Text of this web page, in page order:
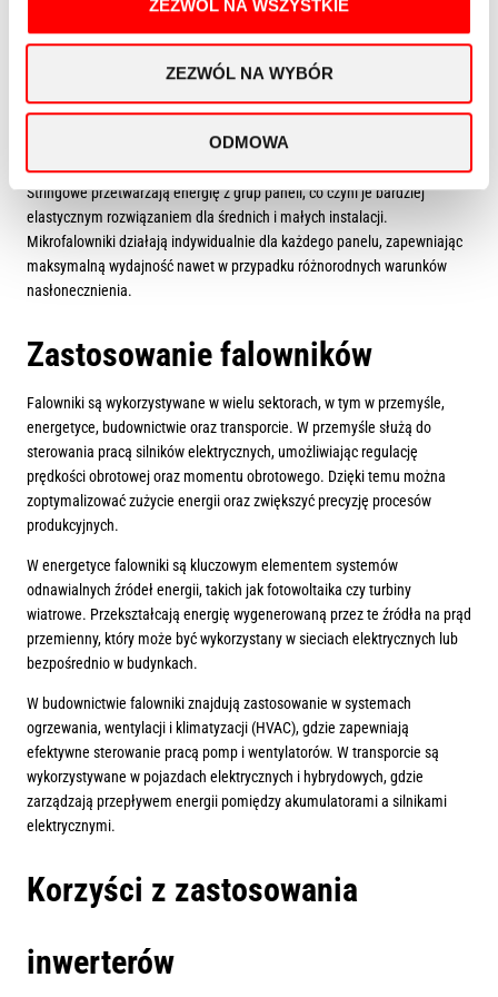
ZEZWÓL NA WSZYSTKIE
ZEZWÓL NA WYBÓR
ODMOWA
odpowiednimi do zasilania urządzeń wymagających stabilnego
napięcia. Z kolei falowniki prądowe regulują natężenie prądu, co jest
obrotowego, takich jak silniki elektryczne.
W instalacjach fotowoltaicznych często spotykane są falowniki
centralne, stringowe i mikrofalowniki. Falowniki centralne obsługują
dużą liczbę paneli i są stosowane w dużych instalacjach komercyjnych.
Stringowe przetwarzają energię z grup paneli, co czyni je bardziej
elastycznym rozwiązaniem dla średnich i małych instalacji.
Mikrofalowniki działają indywidualnie dla każdego panelu, zapewniając
maksymalną wydajność nawet w przypadku różnorodnych warunków
nasłonecznienia.
Zastosowanie falowników
Falowniki są wykorzystywane w wielu sektorach, w tym w przemyśle,
energetyce, budownictwie oraz transporcie. W przemyśle służą do
sterowania pracą silników elektrycznych, umożliwiając regulację
prędkości obrotowej oraz momentu obrotowego. Dzięki temu można
zoptymalizować zużycie energii oraz zwiększyć precyzję procesów
produkcyjnych.
W energetyce falowniki są kluczowym elementem systemów
odnawialnych źródeł energii, takich jak fotowoltaika czy turbiny
wiatrowe. Przekształcają energię wygenerowaną przez te źródła na prąd
przemienny, który może być wykorzystany w sieciach elektrycznych lub
bezpośrednio w budynkach.
W budownictwie falowniki znajdują zastosowanie w systemach
ogrzewania, wentylacji i klimatyzacji (HVAC), gdzie zapewniają
efektywne sterowanie pracą pomp i wentylatorów. W transporcie są
wykorzystywane w pojazdach elektrycznych i hybrydowych, gdzie
zarządzają przepływem energii pomiędzy akumulatorami a silnikami
elektrycznymi.
Korzyści z zastosowania
inwerterów